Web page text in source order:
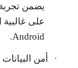
يضمن
على غالبية
Android
.
·
أمن